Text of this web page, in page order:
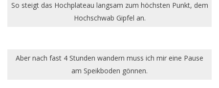
So steigt das Hochplateau langsam zum höchsten Punkt, dem
Hochschwab Gipfel an.
Aber nach fast 4 Stunden wandern muss ich mir eine Pause
am Speikboden gönnen.